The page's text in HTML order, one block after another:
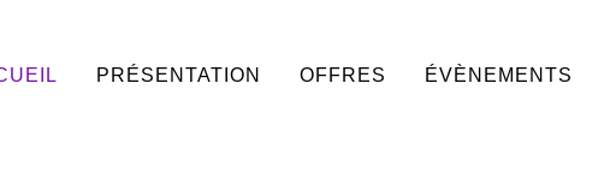
PRÉSENTATION OFFRES ÉVÈNEMENTS